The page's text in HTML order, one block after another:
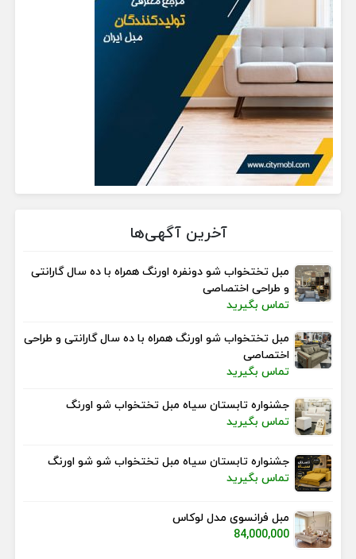
آخرین آگهی‌ها
مبل تختخواب شو دونفره اورنگ همراه با ده سال گارانتی
و طراحی اختصاصی
تماس بگیرید
مبل تختخواب شو اورنگ همراه با ده سال گارانتی و طراحی
اختصاصی
تماس بگیرید
جشنواره تابستان سیاه مبل تختخواب شو اورنگ
تماس بگیرید
جشنواره تابستان سیاه مبل تختخواب شو شو اورنگ
تماس بگیرید
مبل فرانسوی مدل لوکاس
84,000,000